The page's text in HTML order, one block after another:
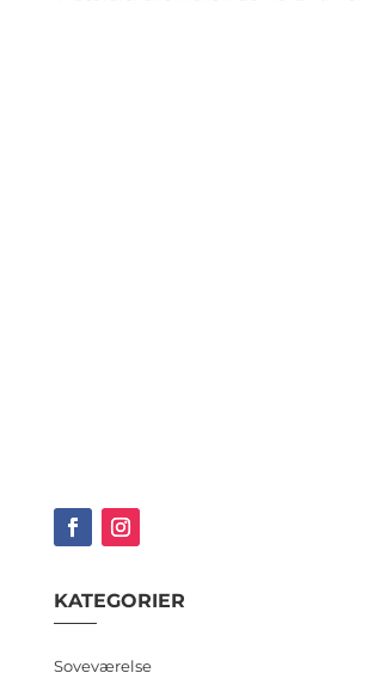
KATEGORIER
Soveværelse